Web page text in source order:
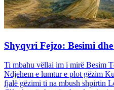
Shyqyri Fejzo: Besimi dhe
Ti mbahu vëllai im i mirë Besim
Ndjehem e lumtur e plot gëzim
fjalë gëzimi ti na mbush shpirtin